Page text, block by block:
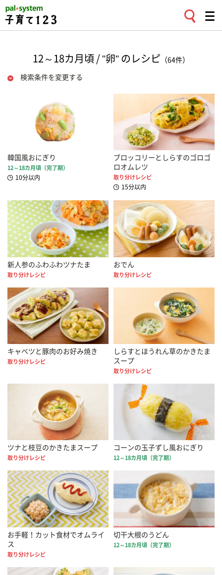
12～18カ月頃 / "卵" のレシピ （64件）
検索条件を変更する
韓国風おにぎり
12～18カ月頃（完了期）
10分以内
ブロッコリーとしらすのゴロゴ
ロオムレツ
取り分けレシピ
15分以内
新人参のふわふわツナたま
取り分けレシピ
おでん
取り分けレシピ
キャベツと豚肉のお好み焼き
取り分けレシピ
しらすとほうれん草のかきたま
スープ
取り分けレシピ
ツナと枝豆のかきたまスープ
取り分けレシピ
コーンの玉子ずし風おにぎり
12～18カ月頃（完了期）
お手軽！カット食材でオムライ
ス
取り分けレシピ
切干大根のうどん
12～18カ月頃（完了期）